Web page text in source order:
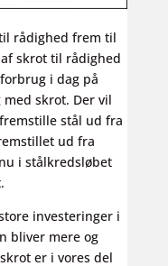
rådighed frem til
skrot til rådighed
i dag på
skrot. Der vil
stål ud fra
ud fra
i stålkredsløbet
investeringer i
bliver mere og
er i vores del